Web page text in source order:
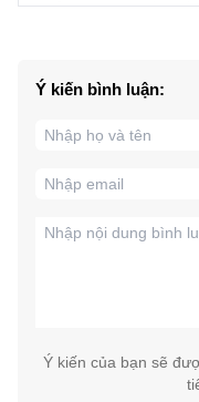
Ý kiến bình luận:
Ý kiến của bạn sẽ